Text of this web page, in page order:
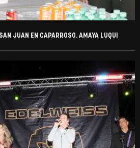
JUAN EN CAPARROSO. AMAYA LUQUI